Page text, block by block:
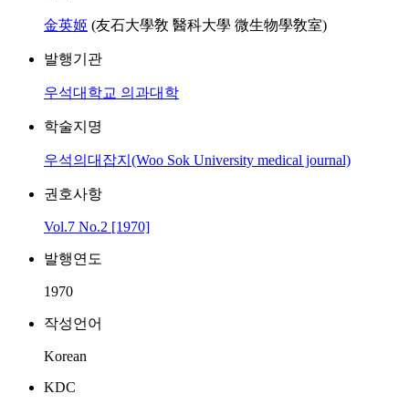
金英姬 (友石大學敎 醫科大學 微生物學敎室)
발행기관
우석대학교 의과대학
학술지명
우석의대잡지(Woo Sok University medical journal)
권호사항
Vol.7 No.2 [1970]
발행연도
1970
작성언어
Korean
KDC